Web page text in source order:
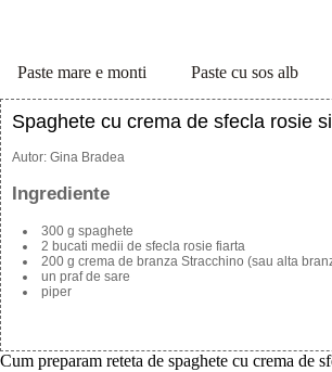
Paste mare e monti Paste cu sos alb
Spaghete cu crema de sfecla rosie
Autor: Gina Bradea
Ingrediente
300 g spaghete
2 bucati medii de sfecla rosie fiarta
200 g crema de branza Stracchino (sau alta
un praf de sare
piper
Cum preparam reteta de spaghete cu crema de